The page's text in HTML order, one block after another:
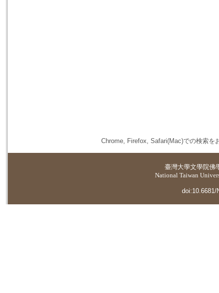
Chrome, Firefox, Safari(Mac)での検索を
臺灣大學文學院佛
National Taiwan
doi:10.6681/